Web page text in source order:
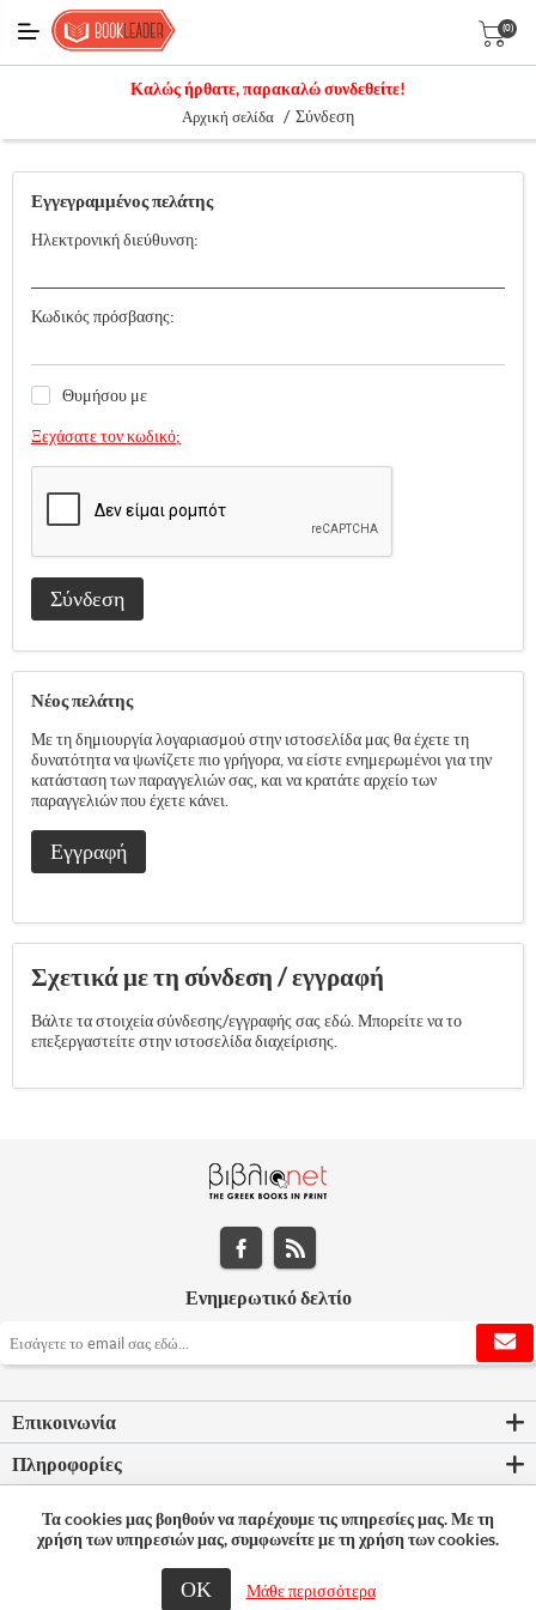
(0)
Καλώς ήρθατε, παρακαλώ συνδεθείτε!
Αρχική σελίδα / Σύνδεση
Εγγεγραμμένος πελάτης
Ηλεκτρονική διεύθυνση:
Κωδικός πρόσβασης:
Θυμήσου με
Ξεχάσατε τον κωδικό;
Σύνδεση
Νέος πελάτης
Με τη δημιουργία λογαριασμού στην ιστοσελίδα μας θα έχετε τη
δυνατότητα να ψωνίζετε πιο γρήγορα, να είστε ενημερωμένοι για την
κατάσταση των παραγγελιών σας, και να κρατάτε αρχείο των
παραγγελιών που έχετε κάνει.
Εγγραφή
Σχετικά με τη σύνδεση / εγγραφή
Βάλτε τα στοιχεία σύνδεσης/εγγραφής σας εδώ. Μπορείτε να το
επεξεργαστείτε στην ιστοσελίδα διαχείρισης.
Ενημερωτικό δελτίο
Επικοινωνία
Πληροφορίες
Ο λογαριασμός μου
© 2026 Bookleader
Τα cookies μας βοηθούν να παρέχουμε τις υπηρεσίες μας. Με τη
χρήση των υπηρεσιών μας, συμφωνείτε με τη χρήση των cookies.
ΟΚ Μάθε περισσότερα